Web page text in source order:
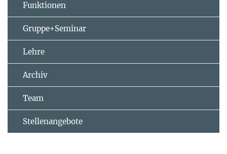
Funktionen
Gruppe+Seminar
Lehre
Archiv
Team
Stellenangebote